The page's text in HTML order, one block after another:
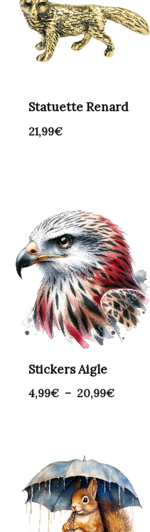
Statuette Renard
21,99€
Stickers Aigle
4,99€ – 20,99€
de
prix :
4,99€
à
20,99€
de
prix :
18,99€
à
26,99€